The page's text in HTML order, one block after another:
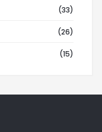
(33)
(26)
(15)